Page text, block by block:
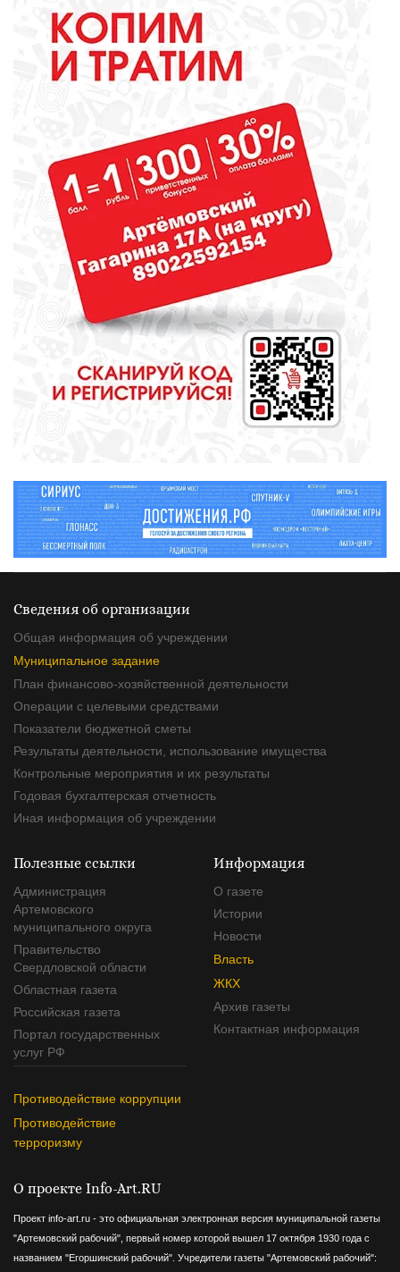
домашних свиней и птиц?
СПОРТ
футбольному клубу «Урал»
задачу выйти в Российскую
премьер-лигу
КУЛЬТУРА
Газманов, «Город мастеров» и
музейные квесты
Огнеборцы из Покровского
показали достойный результат в
многоборье «Сила Урала»
Сведения об организации
Общая информация об учреждении
Муниципальное задание
План финансово-хозяйственной деятельности
Операции с целевыми средствами
Показатели бюджетной сметы
Результаты деятельности, использование имущества
Контрольные мероприятия и их результаты
Годовая бухгалтерская отчетность
Иная информация об учреждении
Полезные ссылки
Администрация
Артемовского
муниципального округа
Правительство
Свердловской области
Областная газета
Российская газета
Портал государственных
услуг РФ
Противодействие коррупции
Противодействие
терроризму
Информация
О газете
Истории
Новости
Власть
ЖКХ
Архив газеты
Контактная информация
О проекте Info-Art.RU
Проект info-art.ru - это официальная электронная версия муниципальной газеты
"Артемовский рабочий", первый номер которой вышел 17 октября 1930 года с
названием "Егоршинский рабочий". Учредители газеты "Артемовский рабочий":